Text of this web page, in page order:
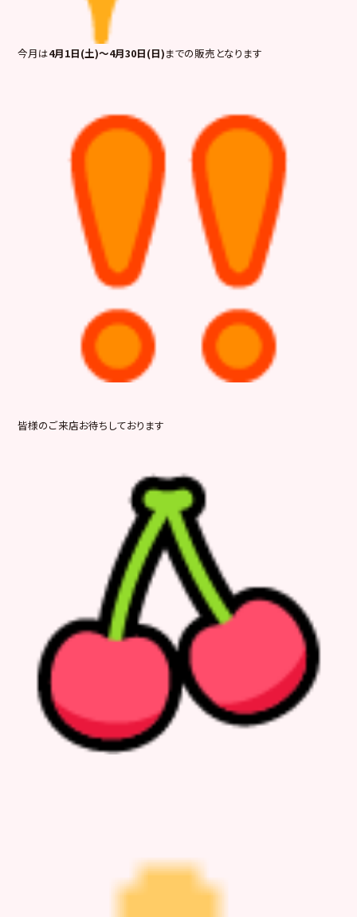
今月は4月1日(土)～4月30日(日)までの販売となります
皆様のご来店お待ちしております